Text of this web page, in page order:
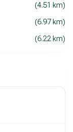
(4.51 km)
(6.97 km)
(6.22 km)